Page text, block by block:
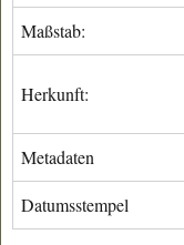
Maßstab:
Herkunft:
Metadaten
Datumsstempel